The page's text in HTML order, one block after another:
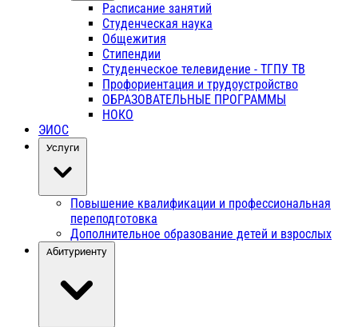
Расписание занятий
Студенческая наука
Общежития
Стипендии
Студенческое телевидение - ТГПУ ТВ
Профориентация и трудоустройство
ОБРАЗОВАТЕЛЬНЫЕ ПРОГРАММЫ
НОКО
ЭИОС
Услуги
Повышение квалификации и профессиональная
переподготовка
Дополнительное образование детей и взрослых
Абитуриенту